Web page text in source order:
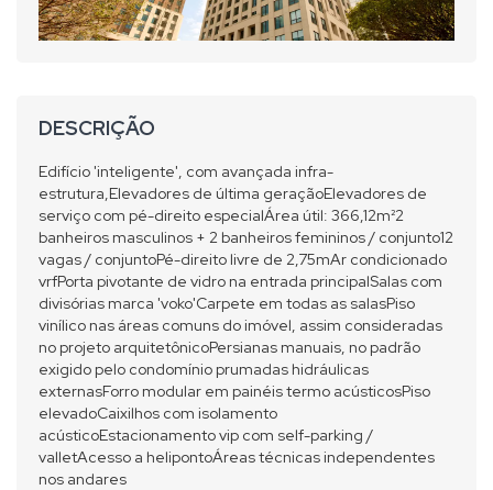
DESCRIÇÃO
Edifício 'inteligente', com avançada infra-
estrutura,Elevadores de última geraçãoElevadores de
serviço com pé-direito especialÁrea útil: 366,12m²2
banheiros masculinos + 2 banheiros femininos / conjunto12
vagas / conjuntoPé-direito livre de 2,75mAr condicionado
vrfPorta pivotante de vidro na entrada principalSalas com
divisórias marca 'voko'Carpete em todas as salasPiso
vinílico nas áreas comuns do imóvel, assim consideradas
no projeto arquitetônicoPersianas manuais, no padrão
exigido pelo condomínio prumadas hidráulicas
externasForro modular em painéis termo acústicosPiso
elevadoCaixilhos com isolamento
acústicoEstacionamento vip com self-parking /
valletAcesso a helipontoÁreas técnicas independentes
nos andares